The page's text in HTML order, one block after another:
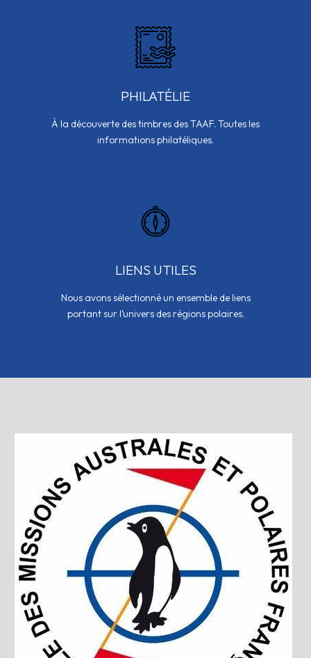
PHILATÉLIE
À la découverte des timbres des TAAF. Toutes les
informations philatéliques.
LIENS UTILES
Nous avons sélectionné un ensemble de liens
portant sur l’univers des régions polaires.